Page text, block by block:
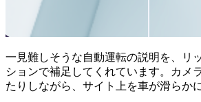
一見難しそうな自動運転の説明を、リ
ションで補足してくれています。カメ
たりしながら、サイト上を車が滑らか